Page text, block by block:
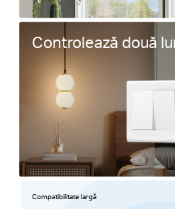
Controlează două
Compatibilitate largă